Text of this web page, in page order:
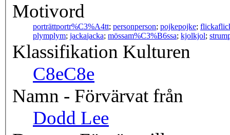
Motivord
porträttportr%C3%A4tt; personperson; pojkepojke; flicka
plymplym; jackajacka; mössam%C3%B6ssa; kjolkjol;
Klassifikation Kulturen
C8eC8e
Namn - Förvärvat från
Dodd Lee